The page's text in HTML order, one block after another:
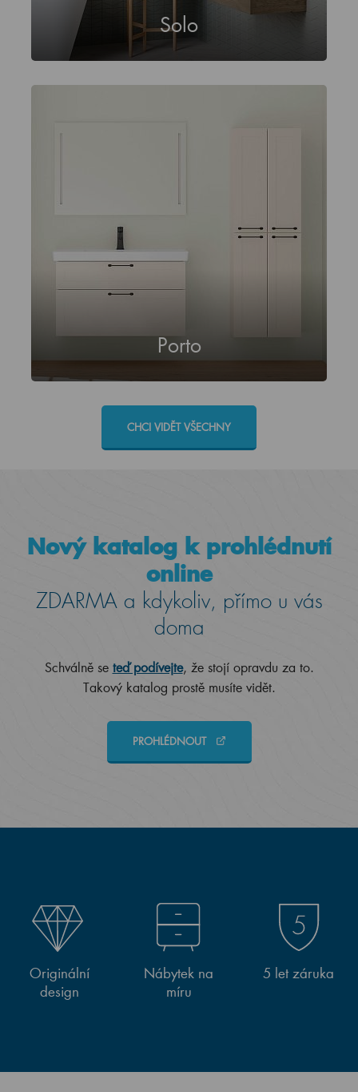
Solo
Porto
CHCI VIDĚT VŠECHNY
Nový katalog k prohlédnutí
online
ZDARMA a kdykoliv, přímo u vás
doma
Schválně se teď podívejte, že stojí opravdu za to.
Takový katalog prostě musíte vidět.
PROHLÉDNOUT
Originální
design
Nábytek na
míru
5 let záruka